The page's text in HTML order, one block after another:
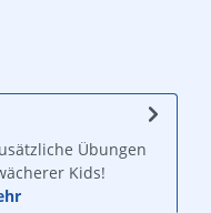
Übungen
Kids!